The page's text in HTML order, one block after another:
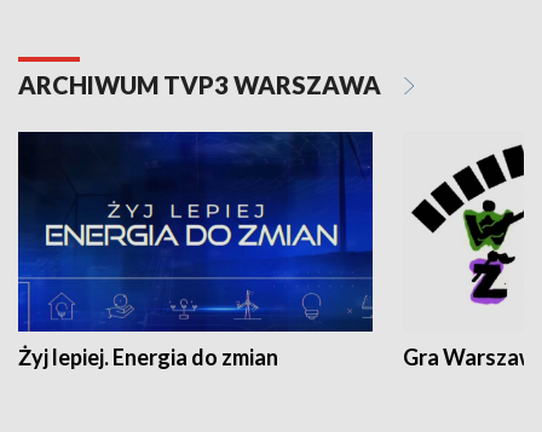
ARCHIWUM TVP3 WARSZAWA
Żyj lepiej. Energia do zmian Gra